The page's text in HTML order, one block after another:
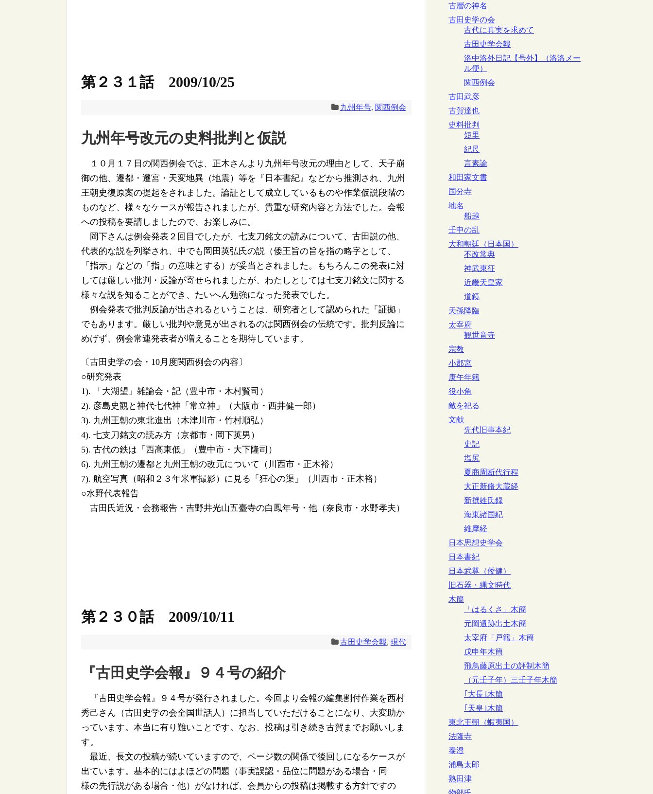
第２３１話 2009/10/25
九州年号, 関西例会
九州年号改元の史料批判と仮説
１０月１７日の関西例会では、正木さんより九州年号改元の理由として、天子崩
御の他、遷都・遷宮・天変地異（地震）等を『日本書紀』などから推測され、九州
王朝史復原案の提起をされました。論証として成立しているものや作業仮説段階の
ものなど、様々なケースが報告されましたが、貴重な研究内容と方法でした。会報
への投稿を要請しましたので、お楽しみに。
岡下さんは例会発表２回目でしたが、七支刀銘文の読みについて、古田説の他、
代表的な説を列挙され、中でも岡田英弘氏の説（倭王旨の旨を指の略字として、
「指示」などの「指」の意味とする）が妥当とされました。もちろんこの発表に対
しては厳しい批判・反論が寄せられましたが、わたしとしては七支刀銘文に関する
様々な説を知ることができ、たいへん勉強になった発表でした。
例会発表で批判反論が出されるということは、研究者として認められた「証拠」
でもあります。厳しい批判や意見が出されるのは関西例会の伝統です。批判反論に
めげず、例会常連発表者が増えることを期待しています。
〔古田史学の会・10月度関西例会の内容〕
○研究発表
1). 「大湖望」雑論会・記（豊中市・木村賢司）
2). 彦島史観と神代七代神「常立神」（大阪市・西井健一郎）
3). 九州王朝の東北進出（木津川市・竹村順弘）
4). 七支刀銘文の読み方（京都市・岡下英男）
5). 古代の鉄は「西高東低」（豊中市・大下隆司）
6). 九州王朝の遷都と九州王朝の改元について（川西市・正木裕）
7). 航空写真（昭和２３年米軍撮影）に見る「狂心の渠」（川西市・正木裕）
○水野代表報告
古田氏近況・会務報告・吉野井光山五臺寺の白鳳年号・他（奈良市・水野孝夫）
第２３０話 2009/10/11
古田史学会報, 現代
『古田史学会報』９４号の紹介
『古田史学会報』９４号が発行されました。今回より会報の編集割付作業を西村
秀己さん（古田史学の会全国世話人）に担当していただけることになり、大変助か
っています。本当に有り難いことです。なお、投稿は引き続き古賀までお願いしま
す。
最近、長文の投稿が続いていますので、ページ数の関係で後回しになるケースが
出ています。基本的にはよほどの問題（事実誤認・品位に問題がある場合・同
様の先行説がある場合・他）がなければ、会員からの投稿は掲載する方針ですの
古層の神名
古田史学の会
古代に真実を求めて
古田史学会報
洛中洛外日記【号外】（洛洛メー
ル便）
関西例会
古田武彦
古賀達也
史料批判
短里
紀尺
言素論
和田家文書
国分寺
地名
船越
壬申の乱
大和朝廷（日本国）
不改常典
神武東征
近畿天皇家
道鏡
天孫降臨
太宰府
観世音寺
宗教
小郡宮
庚午年籍
役小角
敵を祀る
文献
先代旧事本紀
史記
塩尻
夏商周断代行程
大正新脩大蔵経
新撰姓氏録
海東諸国紀
維摩経
日本思想史学会
日本書紀
日本武尊（倭健）
旧石器・縄文時代
木簡
「はるくさ」木簡
元岡遺跡出土木簡
太宰府「戸籍」木簡
戊申年木簡
飛鳥藤原出土の評制木簡
（元壬子年）三壬子年木簡
｢大長｣木簡
｢天皇｣木簡
東北王朝（蝦夷国）
法隆寺
泰澄
浦島太郎
熟田津